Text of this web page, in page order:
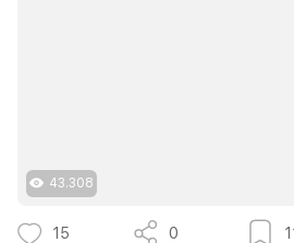
43.308
15 0